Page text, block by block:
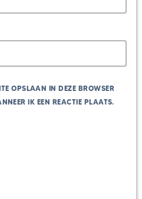
OPSLAAN IN DEZE BROWSER
IK EEN REACTIE PLAATS.